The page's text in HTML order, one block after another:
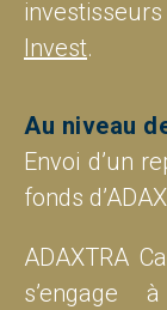
Invest.
Au niveau
Envoi d’un
fonds
ADAXTRA
s’engage